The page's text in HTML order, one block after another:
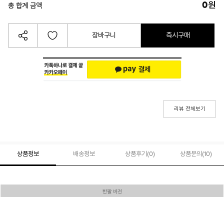
총 합계 금액 0원
장바구니 즉시구매
리뷰 전체보기
상품정보 배송정보 상품후기(0) 상품문의 (10)